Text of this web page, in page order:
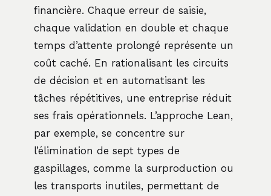
financière. Chaque erreur de saisie,
chaque validation en double et chaque
temps d’attente prolongé représente un
coût caché. En rationalisant les circuits
de décision et en automatisant les
tâches répétitives, une entreprise réduit
ses frais opérationnels. L’approche Lean,
par exemple, se concentre sur
l’élimination de sept types de
gaspillages, comme la surproduction ou
les transports inutiles, permettant de